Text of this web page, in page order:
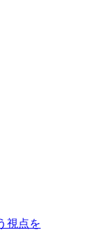
視点を